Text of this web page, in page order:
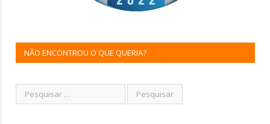
NÃO ENCONTROU O QUE QUERIA?